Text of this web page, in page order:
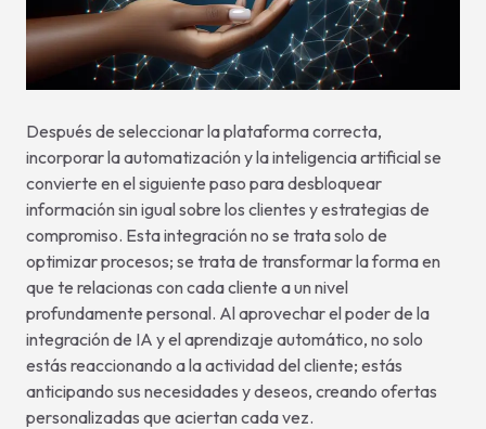
Después de seleccionar la plataforma correcta,
incorporar la automatización y la inteligencia artificial se
convierte en el siguiente paso para desbloquear
información sin igual sobre los clientes y estrategias de
compromiso. Esta integración no se trata solo de
optimizar procesos; se trata de transformar la forma en
que te relacionas con cada cliente a un nivel
profundamente personal. Al aprovechar el poder de la
integración de IA y el aprendizaje automático, no solo
estás reaccionando a la actividad del cliente; estás
anticipando sus necesidades y deseos, creando ofertas
personalizadas que aciertan cada vez.